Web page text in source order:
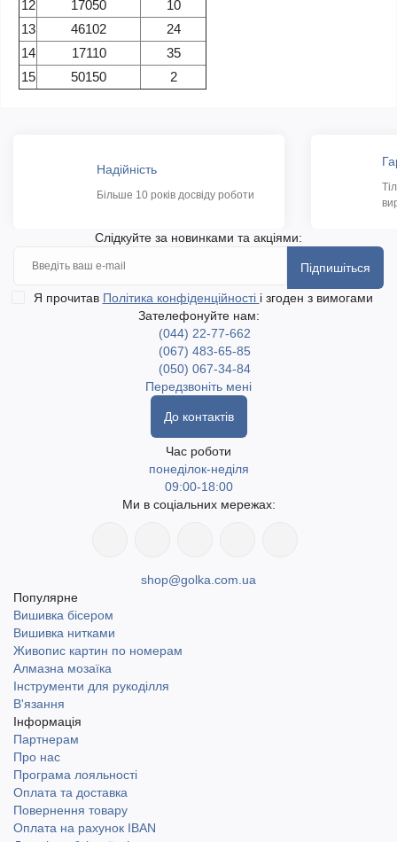
12
17050
10
13
46102
24
14
17110
35
15
50150 2
Надійність
Більше 10 років досвіду роботи
Слідкуйте за новинками та акціями:
Підпишіться
Я прочитав Політика конфіденційності і згоден з вимогами
Зателефонуйте нам:
(044) 22-77-662
(067) 483-65-85
(050) 067-34-84
Передзвоніть мені
До контактів
Час роботи
понеділок-неділя
09:00-18:00
Ми в соціальних мережах:
shop@golka.com.ua
Популярне
Вишивка бісером
Вишивка нитками
Живопис картин по номерам
Алмазна мозаїка
Інструменти для рукоділля
В'язання
Інформація
Партнерам
Про нас
Програма лояльності
Оплата та доставка
Повернення товару
Оплата на рахунок IBAN